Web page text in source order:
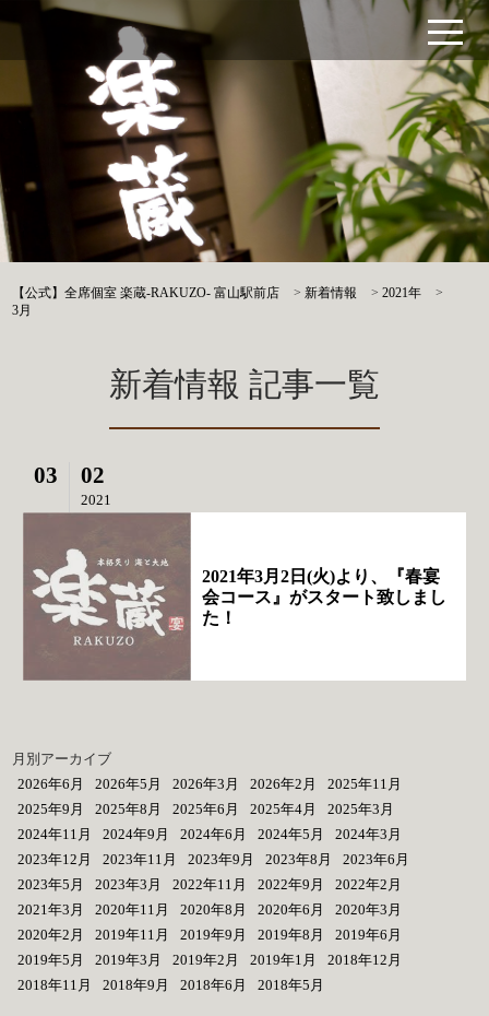
【公式】全席個室 楽蔵‐RAKUZO‐ 富山駅前店 >新着情報 >2021年
>
3月
新着情報 記事一覧
03 02
2021
2021年3月2日(火)より、『春宴
会コース』がスタート致しまし
た！
月別アーカイブ
2026年6月
2026年5月 2026年3月 2026年2月
2025年11月
2025年9月
2025年8月 2025年6月 2025年4月
2025年3月
2024年11月
2024年9月 2024年6月 2024年5月
2024年3月
2023年12月
2023年11月 2023年9月 2023年8月
2023年6月
2023年5月
2023年3月 2022年11月 2022年9月
2022年2月
2021年3月
2020年11月 2020年8月 2020年6月
2020年3月
2020年2月
2019年11月 2019年9月 2019年8月
2019年6月
2019年5月
2019年3月 2019年2月 2019年1月
2018年12月
2018年11月
2018年9月 2018年6月 2018年5月